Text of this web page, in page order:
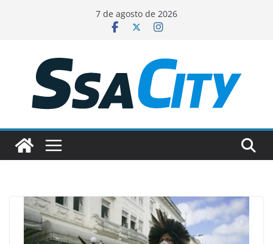
conteúdo
7 de agosto de 2026